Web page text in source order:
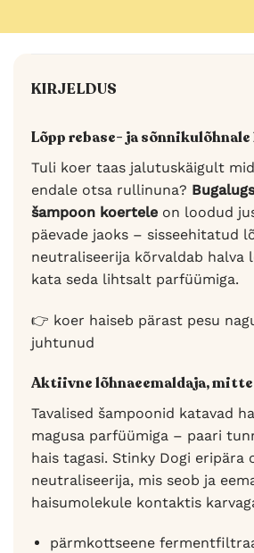
KIRJELDUS
Lõpp rebase- ja
Tuli koer taas jalutuskäigult
endale otsa rullinuna?
šampoon koertele on loodud
päevade jaoks – sisseehitatud
neutraliseerija kõrvaldab halva
kata seda lihtsalt parfüümiga.
👉 koer haiseb pärast pesu
juhtunud
Aktiivne lõhnaeemaldaja,
Tavalised šampoonid katavad
magusa parfüümiga – paari
hais tagasi. Stinky Dogi eripära
neutraliseerija, mis seob ja
haisumolekule kontaktis
pärmkottseene